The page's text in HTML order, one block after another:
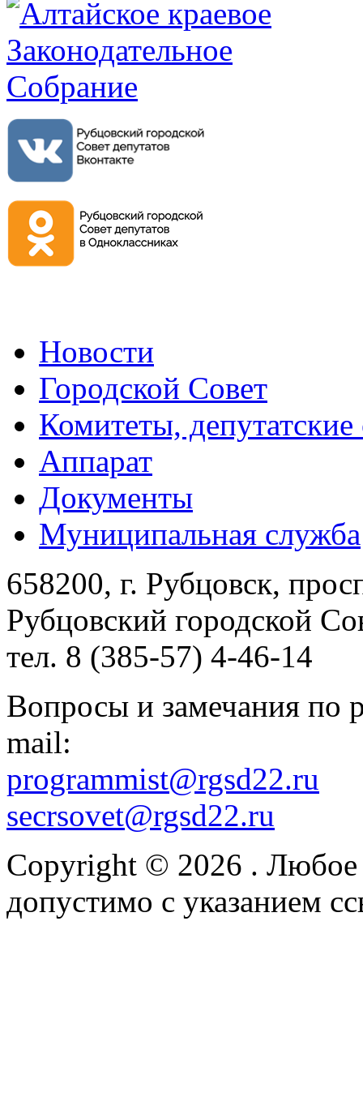
Новости
Городской Совет
Комитеты,
Аппарат
Документы
Муниципальная служба
658200, г. Рубцовск,
Рубцовский городской
тел. 8 (385-57) 4-46-14
Вопросы и замечания по
mail:
programmist@rgsd22.ru
secrsovet@rgsd22.ru
Copyright © 2026 . Любое
допустимо с указанием